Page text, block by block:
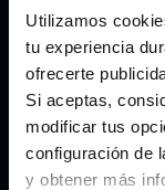
Utilizamos
tu experiencia
ofrecerte
Si aceptas,
modificar tus
configuración de
y obtener más
Málaga
Valencia
Zaragoza